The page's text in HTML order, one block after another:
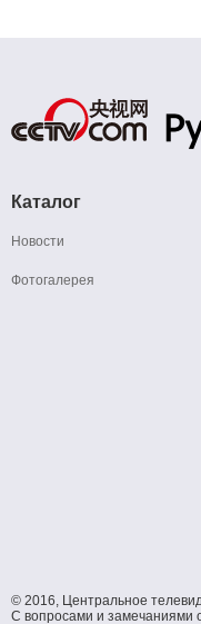
Каталог
Новости
Фотогалерея
© 2016, Центральное
С вопросами и замечаниями